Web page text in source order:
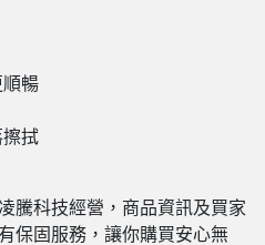
暢
拭
騰科技經營，商品資訊及買家
保固服務，讓你購買安心無